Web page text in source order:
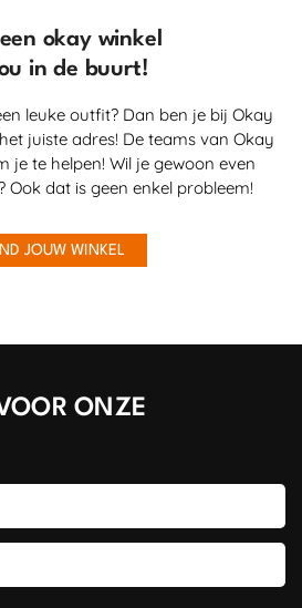
okay winkel
in de buurt!
leuke outfit? Dan ben je bij Okay
juiste adres! De teams van Okay
je te helpen! Wil je gewoon even
Ook dat is geen enkel probleem!
JOUW WINKEL
ONZE